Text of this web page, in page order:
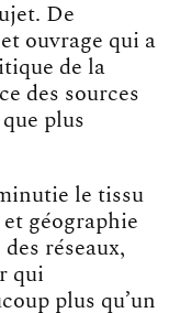
De
ouvrage qui a
de la
des sources
plus
le tissu
géographie
réseaux,
qui
plus qu’un